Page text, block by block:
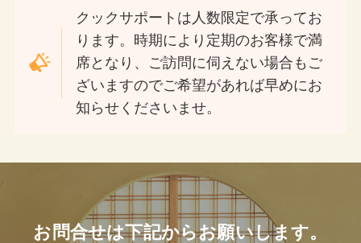
クックサポートは人数限定で承ってお
ります。時期により定期のお客様で満
席となり、ご訪問に伺えない場合もご
ざいますのでご希望があれば早めにお
知らせくださいませ。
お問合せは下記からお願いします。